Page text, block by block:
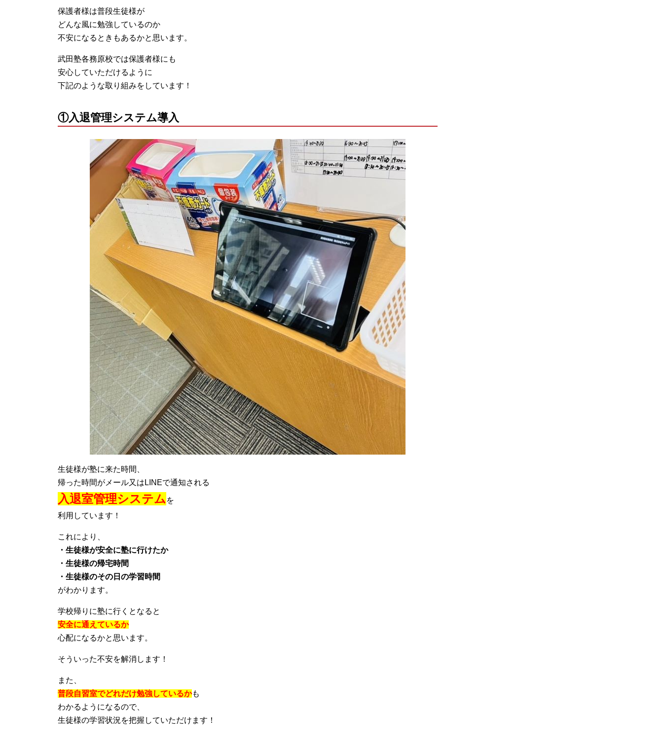
保護者様は普段生徒様が
どんな風に勉強しているのか
不安になるときもあるかと思います。
武田塾各務原校では保護者様にも
安心していただけるように
下記のような取り組みをしています！
①入退管理システム導入
生徒様が塾に来た時間、
帰った時間がメール又はLINEで通知される
入退室管理システム を
利用しています！
これにより、
・生徒様が安全に塾に行けたか
・生徒様の帰宅時間
・生徒様のその日の学習時間
がわかります。
学校帰りに塾に行くとなると
安全に通えているか
心配になるかと思います。
そういった不安を解消します！
また、
普段自習室でどれだけ勉強しているかも
わかるようになるので、
生徒様の学習状況を把握していただけます！